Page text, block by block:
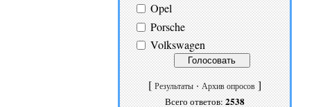
Opel
Porsche
Volkswagen
[Результаты·Архив опросов]
Всего ответов:2538